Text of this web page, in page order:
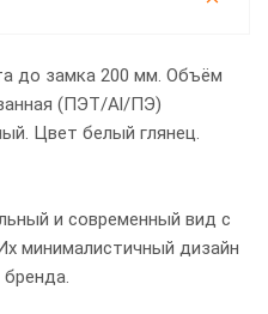
до замка 200 мм. Объём
(ПЭТ/Al/ПЭ)
Цвет белый глянец.
и современный вид с
минималистичный дизайн